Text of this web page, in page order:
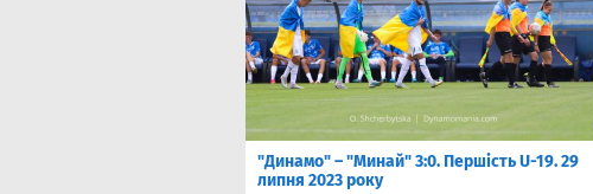
"Динамо" – "Минай" 3:0. Першість U-19. 29
липня 2023 року